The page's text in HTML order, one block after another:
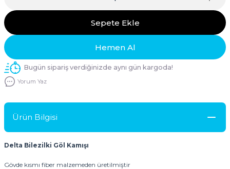
Sepete Ekle
Hemen Al
Bugün sipariş verdiğinizde aynı gün kargoda!
Yorum Yaz
Ürün Bilgisi
Delta Bilezilki Göl Kamışı
Gövde kısmı fiber malzemeden üretilmiştir